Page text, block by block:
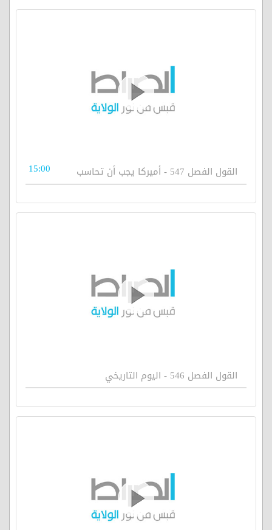
القول الفصل 547 - أميركا يجب أن تحاسب 15:00
القول الفصل 546 - اليوم التاريخي